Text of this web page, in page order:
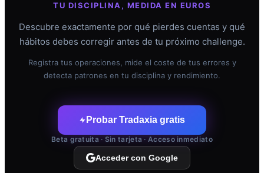
TU DISCIPLINA, MEDIDA EN EUROS
Descubre exactamente por qué pierdes cuentas y qué
hábitos debes corregir antes de tu próximo challenge.
Registra tus operaciones, mide el coste de tus errores y
detecta patrones en tu disciplina y rendimiento.
Probar Tradaxia gratis
Beta gratuita · Sin tarjeta · Acceso inmediato
Acceder con Google